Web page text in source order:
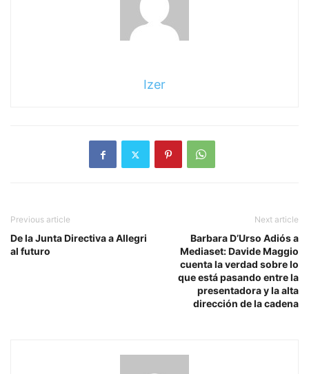
Izer
Previous article
De la Junta Directiva a Allegri
al futuro
Next article
Barbara D’Urso Adiós a
Mediaset: Davide Maggio
cuenta la verdad sobre lo
que está pasando entre la
presentadora y la alta
dirección de la cadena